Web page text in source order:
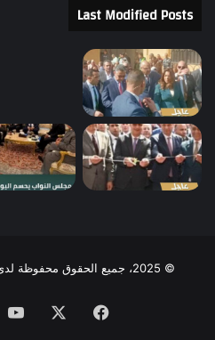
Last Modified Posts
© 2025، جميع الحقوق محفوظة لدى بشبابها |
فيسبوك